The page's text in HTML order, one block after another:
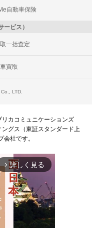
自動車保険
ビス）
一括査定
買取
LTD.
カコミュニケーションズ
グス（東証スタンダード上
社です。
arrow_forward_ios 詳しく見る